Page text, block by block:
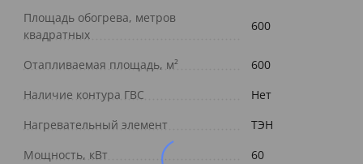
Площадь обогрева, метров
квадратных
600
Отапливаемая площадь, м²
600
Наличие контура ГВС
Нет
Нагревательный элемент
ТЭН
Мощность, кВт
60